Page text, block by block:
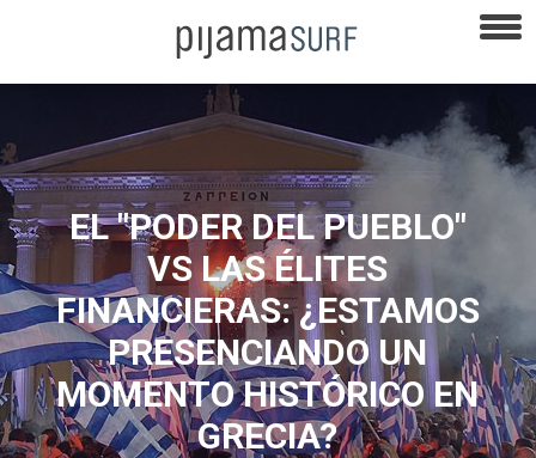
EL "PODER DEL PUEBLO"
VS LAS ÉLITES
FINANCIERAS: ¿ESTAMOS
PRESENCIANDO UN
MOMENTO HISTÓRICO EN
GRECIA?